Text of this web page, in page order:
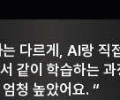
다르게, AI랑 직
같이 학습하는
엄청 높았어요. “